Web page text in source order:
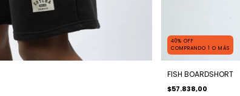
40% OFF
COMPRANDO 1 O MÁS
FISH BOARDSHORT
$57.838,00